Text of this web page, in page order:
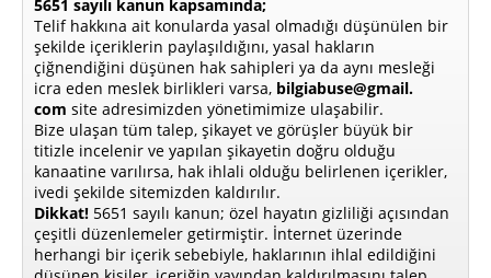
5651 sayılı kanun kapsamında;
Telif hakkına ait konularda yasal olmadığı düşünülen bir
şekilde içeriklerin paylaşıldığını, yasal hakların
çiğnendiğini düşünen hak sahipleri ya da aynı mesleği
icra eden meslek birlikleri varsa, bilgiabuse@gmail.
com site adresimizden yönetimimize ulaşabilir.
Bize ulaşan tüm talep, şikayet ve görüşler büyük bir
titizle incelenir ve yapılan şikayetin doğru olduğu
kanaatine varılırsa, hak ihlali olduğu belirlenen içerikler,
ivedi şekilde sitemizden kaldırılır.
Dikkat! 5651 sayılı kanun; özel hayatın gizliliği açısından
çeşitli düzenlemeler getirmiştir. İnternet üzerinde
herhangi bir içerik sebebiyle, haklarının ihlal edildiğini